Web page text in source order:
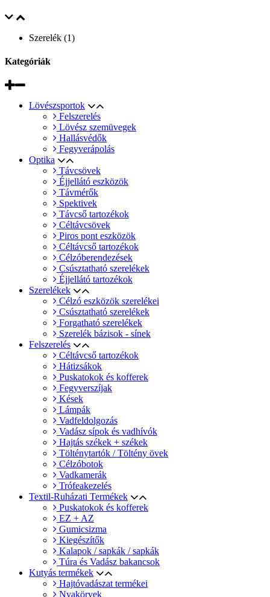
Szerelék (1)
Kategóriák
Lövészsportok
Felszerelés
Lövész szemüvegek
Hallásvédők
Fegyverápolás
Optika
Távcsövek
Éjjellátó eszközök
Távmérők
Spektivek
Távcső tartozékok
Céltávcsövek
Piros pont eszközök
Céltávcső tartozékok
Célzóberendezések
Csúsztatható szerelékek
Éjjellátó tartozékok
Szerelékek
Célzó eszközök szerelékei
Csúsztatható szerelékek
Forgatható szerelékek
Szerelék bázisok - sínek
Felszerelés
Céltávcső tartozékok
Hátizsákok
Puskatokok és kofferek
Fegyverszíjak
Kések
Lámpák
Vadfeldolgozás
Vadász sípok és vadhívók
Hajtás székek + székek
Tölténytartók / Töltény övek
Célzóbotok
Vadkamerák
Trófeakezelés
Textil-Ruházati Termékek
Puskatokok és kofferek
EZ + AZ
Gumicsizma
Kiegészítők
Kalapok / sapkák / sapkák
Túra és Vadász bakancsok
Kutyás termékek
Hajtóvadászat termékei
Nyakörvek